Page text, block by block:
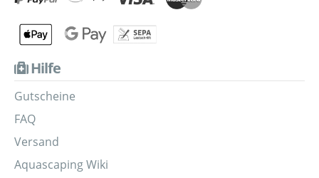
Hilfe
Gutscheine
FAQ
Versand
Aquascaping Wiki